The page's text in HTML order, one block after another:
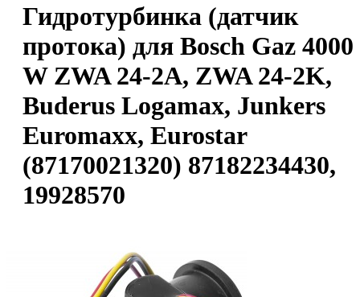
Гидротурбинка (датчик
протока) для Bosch Gaz 4000
W ZWA 24-2A, ZWA 24-2K,
Buderus Logamax, Junkers
Euromaxx, Eurostar
(87170021320) 87182234430,
19928570